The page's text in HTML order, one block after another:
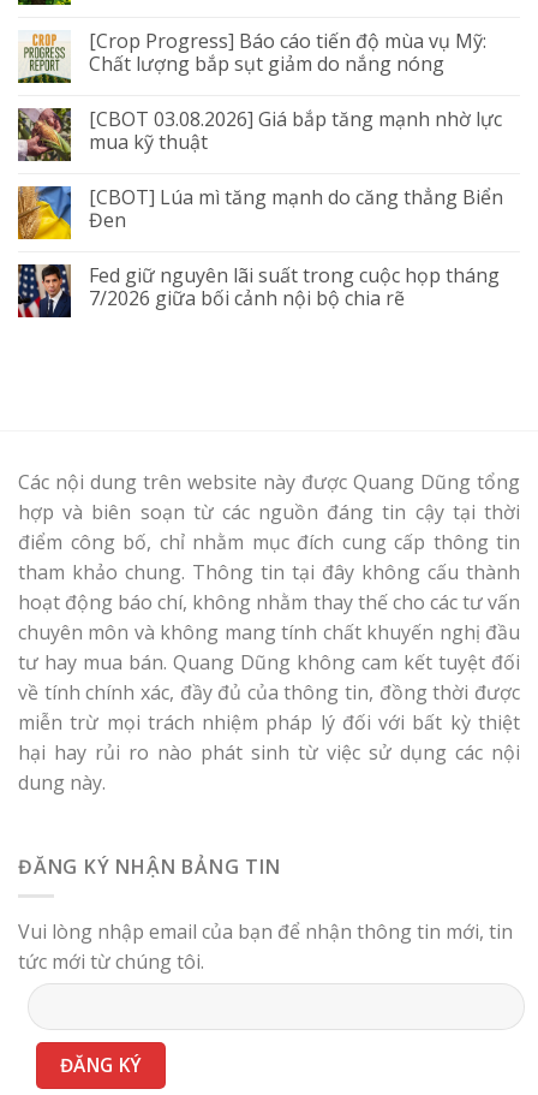
[Crop Progress] Báo cáo tiến độ mùa vụ Mỹ:
Chất lượng bắp sụt giảm do nắng nóng
[CBOT 03.08.2026] Giá bắp tăng mạnh nhờ lực
mua kỹ thuật
[CBOT] Lúa mì tăng mạnh do căng thẳng Biển
Đen
Fed giữ nguyên lãi suất trong cuộc họp tháng
7/2026 giữa bối cảnh nội bộ chia rẽ
Các nội dung trên website này được Quang Dũng tổng
hợp và biên soạn từ các nguồn đáng tin cậy tại thời
điểm công bố, chỉ nhằm mục đích cung cấp thông tin
tham khảo chung. Thông tin tại đây không cấu thành
hoạt động báo chí, không nhằm thay thế cho các tư vấn
chuyên môn và không mang tính chất khuyến nghị đầu
tư hay mua bán. Quang Dũng không cam kết tuyệt đối
về tính chính xác, đầy đủ của thông tin, đồng thời được
miễn trừ mọi trách nhiệm pháp lý đối với bất kỳ thiệt
hại hay rủi ro nào phát sinh từ việc sử dụng các nội
dung này.
ĐĂNG KÝ NHẬN BẢNG TIN
Vui lòng nhập email của bạn để nhận thông tin mới, tin
tức mới từ chúng tôi.